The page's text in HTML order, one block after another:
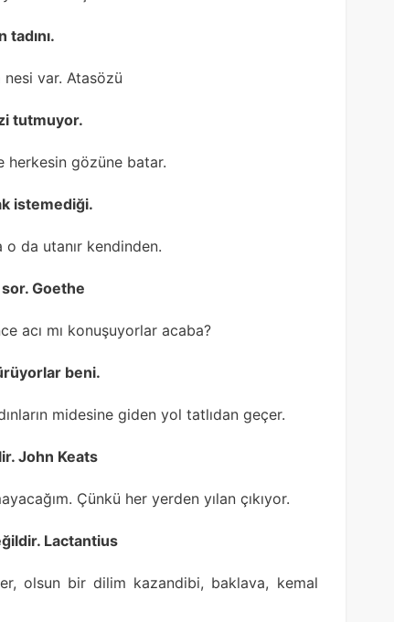
tadını.
var. Atasözü
tutmuyor.
herkesin gözüne batar.
istemediği.
da utanır kendinden.
Goethe
acı mı konuşuyorlar acaba?
beni.
midesine giden yol tatlıdan geçer.
John Keats
Çünkü her yerden yılan çıkıyor.
Lactantius
olsun bir dilim kazandibi, baklava, kemal